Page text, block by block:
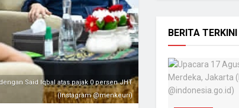
Said Iqbal atas pajak 0 persen JHT
(Instagram @menkeuri)
BERITA TERKINI